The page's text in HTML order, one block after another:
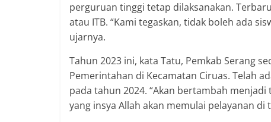
perguruan tinggi tetap dilaksanakan.
atau ITB. “Kami tegaskan, tidak boleh ada
ujarnya.
Tahun 2023 ini, kata Tatu, Pemkab Serang
Pemerintahan di Kecamatan Ciruas. Telah
pada tahun 2024. “Akan bertambah
yang insya Allah akan memulai pelayanan di